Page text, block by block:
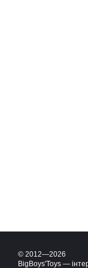
© 2012—2026
BigBoys'Toys —